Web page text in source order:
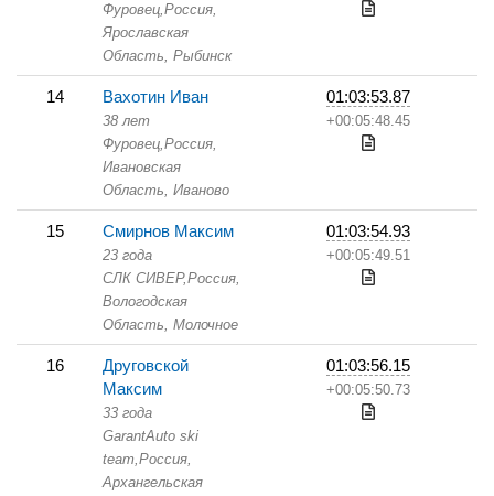
Фуровец,Россия,
Ярославская
Область, Рыбинск
14 Вахотин Иван
38 лет
Фуровец,Россия,
Ивановская
Область, Иваново
01:03:53.87
+00:05:48.45
15 Смирнов Максим
23 года
СЛК СИВЕР,Россия,
Вологодская
Область, Молочное
01:03:54.93
+00:05:49.51
16
Друговской
Максим
33 года
GarantAuto ski
team,Россия,
Архангельская
01:03:56.15
+00:05:50.73